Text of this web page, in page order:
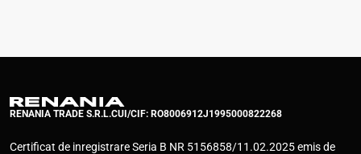
RENANIA TRADE S.R.L.CUI/CIF: RO8006912J1995000822268
Certificat de inregistrare Seria B NR 5156858/11.02.2025 emis de